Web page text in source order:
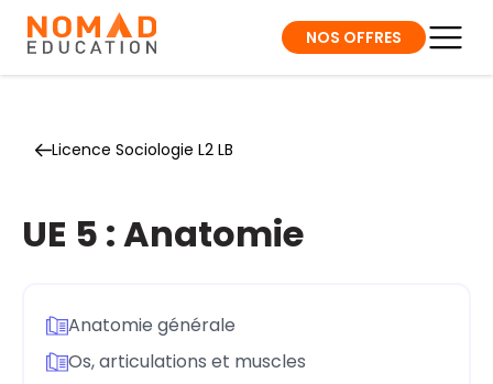
NOS OFFRES
Licence Sociologie L2 LB
UE 5 : Anatomie
Anatomie générale
Os, articulations et muscles